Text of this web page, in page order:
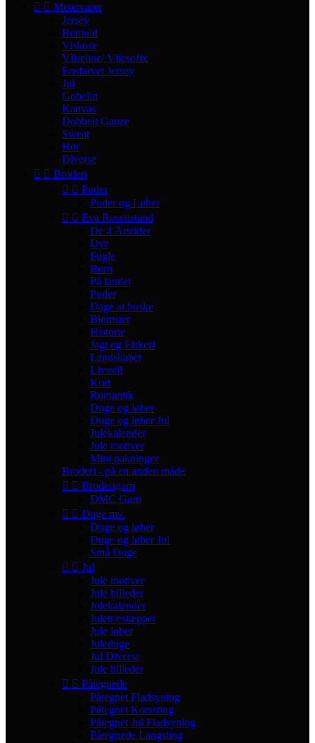
  Metervarer
Jersey
Bomuld
Viskose
Vliseline/ Vliesofix
Ensfarvet Jersey
Jul
Gobelin
Kanvas
Dobbelt Gauze
Sweat
Hør
Diverse
  Broderi
  Puder
Puder og Løber
  Eva Rosenstand
De 4 Årstider
Dyr
Fugle
Børn
På landet
Puder
Dage at huske
Blomster
Historie
Jagt og Fiskeri
Landskabet
Livsstil
Kort
Romantik
Duge og løber
Duge og løber Jul
Julekalender
Jule motiver
Mini pakninger
Broderi - på en anden måde
  Broderigarn
DMC Garn
  Duge mv.
Duge og løber
Duge og løber Jul
Små Duge
  Jul
Jule motiver
Jule billeder
Julekalender
Juletræstæpper
Jule løber
Juleduge
Jul Diverse
Jule billeder
  Påtegnede
Påtegnet Fladsyning
Påtegnet Korssting
Påtegnet Jul Fladsyning
Påtegnede Langsting